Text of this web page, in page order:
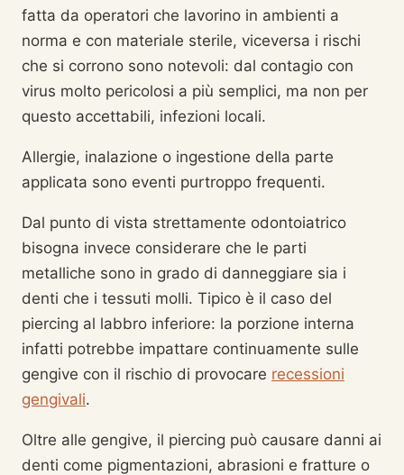
fatta da operatori che lavorino in ambienti a
norma e con materiale sterile, viceversa i rischi
che si corrono sono notevoli: dal contagio con
virus molto pericolosi a più semplici, ma non per
questo accettabili, infezioni locali.
Allergie, inalazione o ingestione della parte
applicata sono eventi purtroppo frequenti.
Dal punto di vista strettamente odontoiatrico
bisogna invece considerare che le parti
metalliche sono in grado di danneggiare sia i
denti che i tessuti molli. Tipico è il caso del
piercing al labbro inferiore: la porzione interna
infatti potrebbe impattare continuamente sulle
gengive con il rischio di provocare recessioni
gengivali.
Oltre alle gengive, il piercing può causare danni ai
denti come pigmentazioni, abrasioni e fratture o